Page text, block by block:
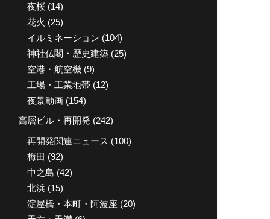
夜桜 (14)
花火 (25)
イルミネーション (104)
神社仏閣・歴史建築 (25)
空港・航空機 (9)
工場・工業地帯 (12)
夜景動画 (154)
高層ビル・再開発 (242)
再開発関連ニュース (100)
梅田 (92)
中之島 (42)
北浜 (15)
淀屋橋・本町・阿波座 (20)